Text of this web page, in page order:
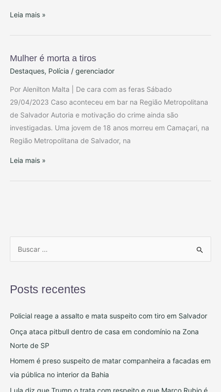
de
caso
acaba
Leia mais »
Mulher é morta a tiros
Destaques, Polícia / gerenciador
Por Alenilton Malta | De cara com as feras Sábado
29/04/2023 Caso aconteceu em bar na Região Metropolitana
de Salvador Autoria e motivação do crime ainda são
investigadas. Uma jovem de 18 anos morreu em Camaçari, na
Região Metropolitana de Salvador, na
Mulher
é
a
tiros
Leia mais »
q
i
s
a
r
p
o
Posts recentes
Policial reage a assalto e mata suspeito com tiro em Salvador
Onça ataca pitbull dentro de casa em condomínio na Zona
Norte de SP
Homem é preso suspeito de matar companheira a facadas em
via pública no interior da Bahia
Lula diz que Trump o trata com respeito e que Marco Rubio é